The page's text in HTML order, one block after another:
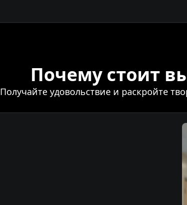
Почему стоит
Получайте удовольствие и раскройте